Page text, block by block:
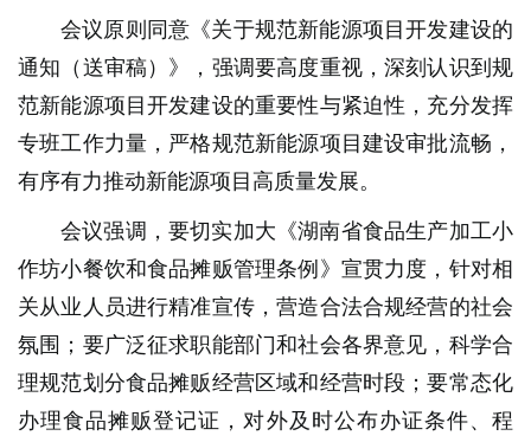
会议原则同意《关于规范新能源项目开发建设的
通知（送审稿）》，强调要高度重视，深刻认识到规
范新能源项目开发建设的重要性与紧迫性，充分发挥
专班工作力量，严格规范新能源项目建设审批流畅，
有序有力推动新能源项目高质量发展。
会议强调，要切实加大《湖南省食品生产加工小
作坊小餐饮和食品摊贩管理条例》宣贯力度，针对相
关从业人员进行精准宣传，营造合法合规经营的社会
氛围；要广泛征求职能部门和社会各界意见，科学合
理规范划分食品摊贩经营区域和经营时段；要常态化
办理食品摊贩登记证，对外及时公布办证条件、程